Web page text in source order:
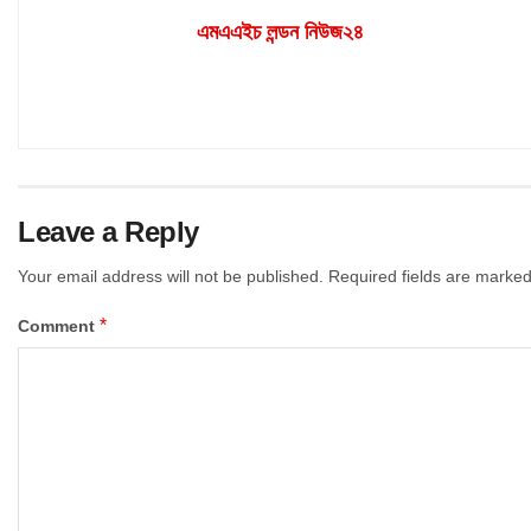
এমএএইচ লন্ডন নিউজ২৪
Leave a Reply
Your email address will not be published. Required fields are
Comment *